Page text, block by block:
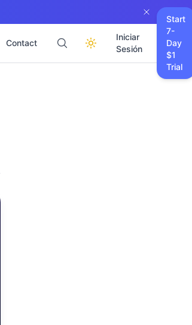
Contact
Iniciar
Sesión
Start
7-
Day
$1
Trial